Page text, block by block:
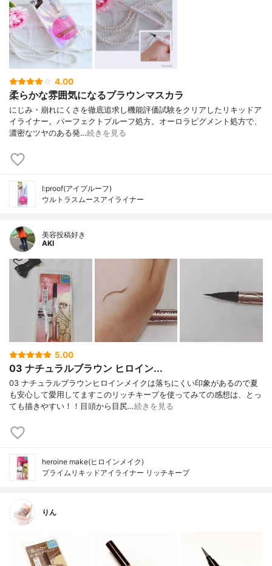
4.00
柔らかな雰囲気になるブラウンマスカラ
にじみ・崩れにくさを徹底追求し機能評価試験をクリアしたリキッドア
イライナー。パーフェクトプルーフ処方。オーロラピグメント処方で、
濃密なツヤのある発…続きを見る
I:proof(アイプルーフ)
ウルトラスムースアイライナー
美容投稿好き
AKI
5.00
03 ナチュラルブラウン ヒロイン...
03 ナチュラルブラウンヒロインメイクは落ちにくい印象があるので夏
も安心して愛用してますこのリッチキープを使ってみての感想は、とっ
ても描きやすい！！目頭から目尻…続きを見る
heroine make(ヒロインメイク)
プライムリキッドアイライナー リッチキープ
りん